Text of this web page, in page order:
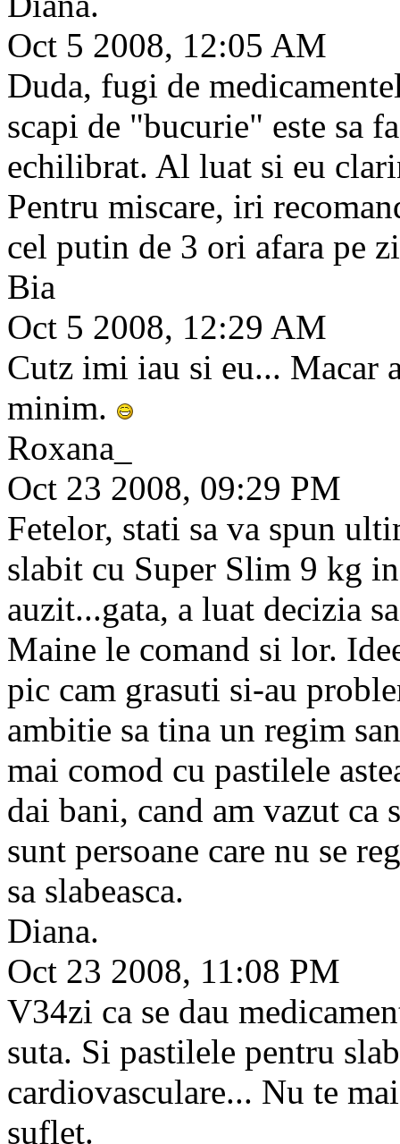
Oct 5 2008, 12:05 AM
Duda, fugi de
scapi de "bucurie" este sa
echilibrat. Al luat si eu
Pentru miscare, iri
cel putin de 3 ori afara pe
Bia
Oct 5 2008, 12:29 AM
Cutz imi iau si eu... Macar
minim.
Roxana_
Oct 23 2008, 09:29 PM
Fetelor, stati sa va spun
slabit cu Super Slim 9 kg
auzit...gata, a luat decizia
Maine le comand si lor.
pic cam grasuti si-au
ambitie sa tina un regim
mai comod cu pastilele
dai bani, cand am vazut ca
sunt persoane care nu se
sa slabeasca.
Diana.
Oct 23 2008, 11:08 PM
V34zi ca se dau
suta. Si pastilele pentru
cardiovasculare... Nu te
suflet.